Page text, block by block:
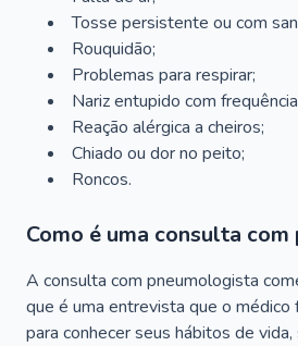
Tosse persistente ou com
Rouquidão;
Problemas para respirar;
Nariz entupido com
Reação alérgica a cheiros;
Chiado ou dor no peito;
Roncos.
Como é uma consulta
A consulta com pneumologista
que é uma entrevista que o médico
para conhecer seus hábitos de